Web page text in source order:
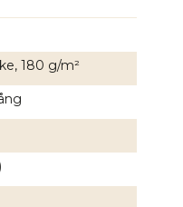
180 g/m²